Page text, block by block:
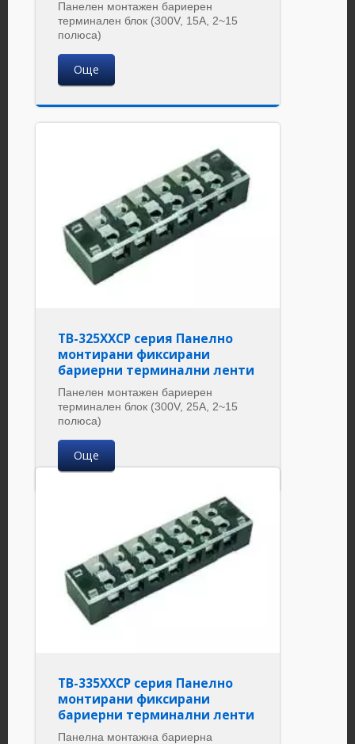
Панелен монтажен бариерен
терминален блок (300V, 15A, 2~15
полюса)
Още
TB-325XXCP серия Панелно
монтирани фиксирани
бариерни терминални ленти
Панелен монтажен бариерен
терминален блок (300V, 25A, 2~15
полюса)
Още
TB-335XXCP серия Панелно
монтирани фиксирани
бариерни терминални ленти
Панелна монтажна бариерна